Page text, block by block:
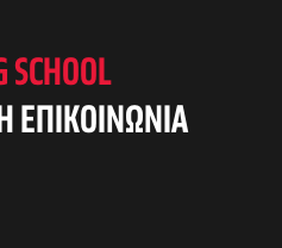
ΕΠΙΚΟΙΝΩΝΙΑ